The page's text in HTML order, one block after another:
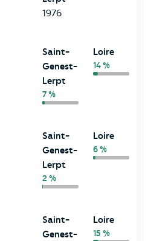
1976
Saint-
Genest-
Lerpt
7 %
Loire
14 %
Saint-
Genest-
Lerpt
2 %
Loire
6 %
Saint-
Genest-
Loire
15 %